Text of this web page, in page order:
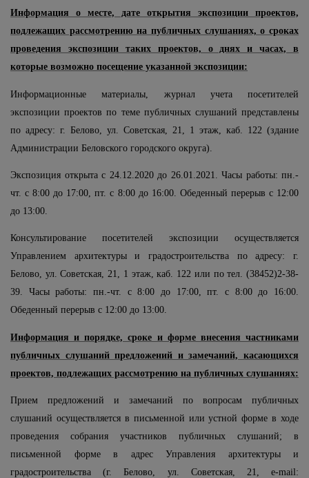
Информация о месте, дате открытия экспозиции проектов,
подлежащих рассмотрению на публичных слушаниях, о сроках
проведения экспозиции таких проектов, о днях и часах, в
которые возможно посещение указанной экспозиции:
Информационные материалы, журнал учета посетителей
экспозиции проектов по теме публичных слушаний представлены
по адресу: г. Белово, ул. Советская, 21, 1 этаж, каб. 122 (здание
Администрации Беловского городского округа).
Экспозиция открыта с 24.12.2020 до 26.01.2021. Часы работы: пн.-
чт. с 8:00 до 17:00, пт. с 8:00 до 16:00. Обеденный перерыв с 12:00
до 13:00.
Консультирование посетителей экспозиции осуществляется
Управлением архитектуры и градостроительства по адресу: г.
Белово, ул. Советская, 21, 1 этаж, каб. 122 или по тел. (38452)2-38-
39. Часы работы: пн.-чт. с 8:00 до 17:00, пт. с 8:00 до 16:00.
Обеденный перерыв с 12:00 до 13:00.
Информация и порядке, сроке и форме внесения частниками
публичных слушаний предложений и замечаний, касающихся
проектов, подлежащих рассмотрению на публичных слушаниях:
Прием предложений и замечаний по вопросам публичных
слушаний осуществляется в письменной или устной форме в ходе
проведения собрания участников публичных слушаний; в
письменной форме в адрес Управления архитектуры и
градостроительства (г. Белово, ул. Советская, 21, e-mail :